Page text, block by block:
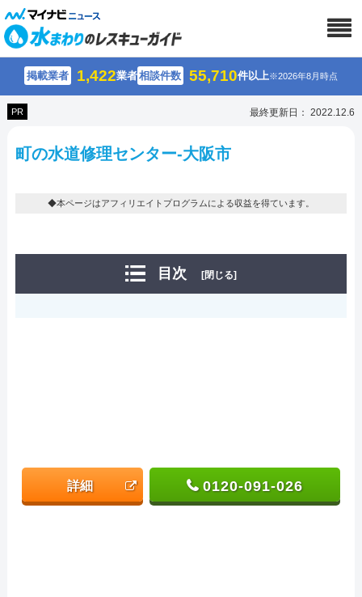
掲載業者 1,422業者相談件数 55,710件以上※2026年8月時点
PR 最終更新日： 2022.12.6
町の水道修理センター-大阪市
◆本ページはアフィリエイトプログラムによる収益を得ています。
目次 [閉じる]
詳細 0120-091-026